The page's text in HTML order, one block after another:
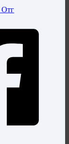
Отг